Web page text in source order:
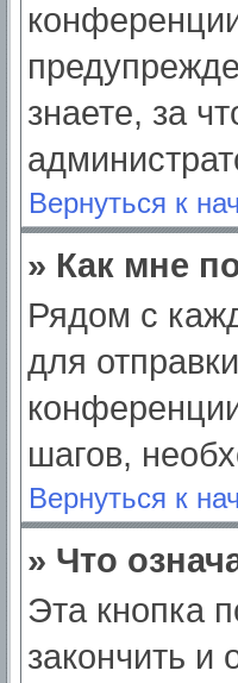
знаете, за
Вернуться к
» Как мне
Рядом с
для
шагов,
Вернуться к
» Что
Эта кнопка
закончить и